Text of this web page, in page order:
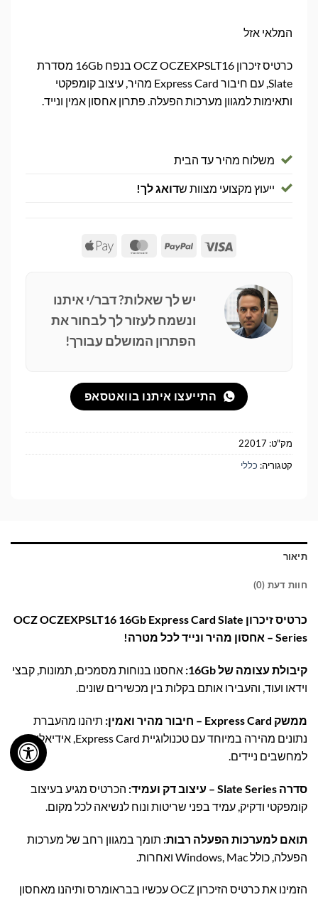
המלאי אזל
כרטיס זיכרון OCZ OCZEXPSLT16 בנפח 16Gb מסדרת
Slate, עם חיבור Express Card מהיר, עיצוב קומפקטי
ותאימות למגוון מערכות הפעלה. פתרון אחסון אמין ונייד.
משלוח מהיר עד הבית
ייעוץ מקצועי מצוות שדואג לך!
Visa
PayPal
MasterCard
Apple
יש לך שאלות? דבר/י איתנו
ונשמח לעזור לך לבחור את
הפתרון המושלם עבורך!
התייעצו איתנו בוואטסאפ
מק"ט: 22017
קטגוריה: כללי
תיאור
חוות דעת (0)
כרטיס זיכרון OCZ OCZEXPSLT16 16Gb Express Card Slate
Series – אחסון מהיר ונייד לכל מטרה!
קיבולת עצומה של 16Gb:
אחסנו בנוחות מסמכים, תמונות, קבצי
וידאו ועוד, והעבירו אותם בקלות בין מכשירים שונים.
ממשק Express Card – חיבור מהיר ואמין:
תיהנו מהעברת
נתונים מהירה במיוחד עם טכנולוגיית Express Card, אידיאלי
למחשבים ניידים.
סדרה Slate Series – עיצוב דק ועמיד:
הכרטיס מגיע בעיצוב
קומפקטי ודקיק, עמיד בפני שריטות ונוח לנשיאה לכל מקום.
תואם למערכות הפעלה רבות: תומך במגוון רחב של מערכות
הפעלה, כולל Windows, Mac ואחרות.
הזמינו את כרטיס הזיכרון OCZ עכשיו בבראומרס ותיהנו מאחסון